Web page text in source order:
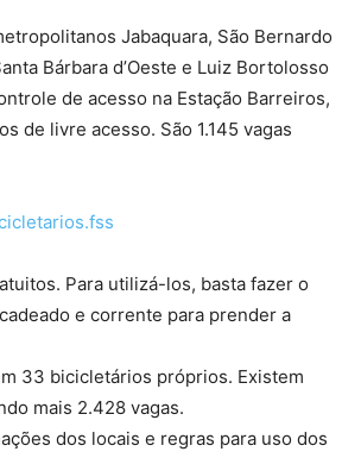
Jabaquara, São Bernardo
Bárbara d’Oeste e Luiz Bortolosso
de acesso na Estação Barreiros,
de livre acesso. São 1.145 vagas
Para utilizá-los, basta fazer o
e corrente para prender a
33 bicicletários próprios. Existem
mais 2.428 vagas.
dos locais e regras para uso dos